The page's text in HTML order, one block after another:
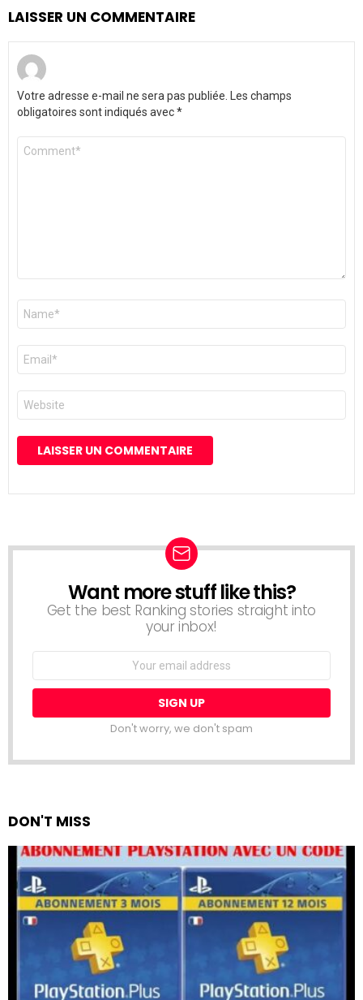
LAISSER UN COMMENTAIRE
Votre adresse e-mail ne sera pas publiée. Les champs
obligatoires sont indiqués avec*
Commentaire
Nom
E-
mail
*
Site
web
NEWSLETTER
Want more stuff like this?
Get the best Ranking stories straight into
your inbox!
Don't worry, we don't spam
DON'T MISS